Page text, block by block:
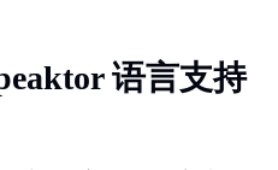
语言支持